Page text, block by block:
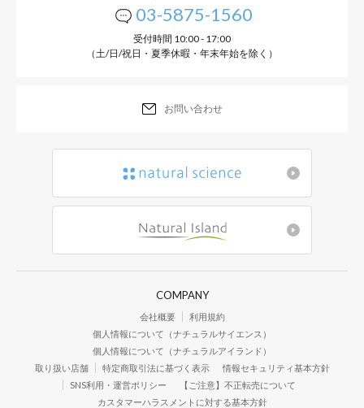
03-5875-1560
受付時間 10:00 - 17:00
（土/日/祝日・夏季休暇・年末年始を除く）
お問い合わせ
COMPANY
会社概要
利用規約
個人情報について（ナチュラルサイエンス）
個人情報について（ナチュラルアイランド）
取り扱い店舗
特定商取引法に基づく表示
情報セキュリティ基本方針
SNS利用・運営ポリシー
【ご注意】不正転売について
カスタマーハラスメントに対する基本方針